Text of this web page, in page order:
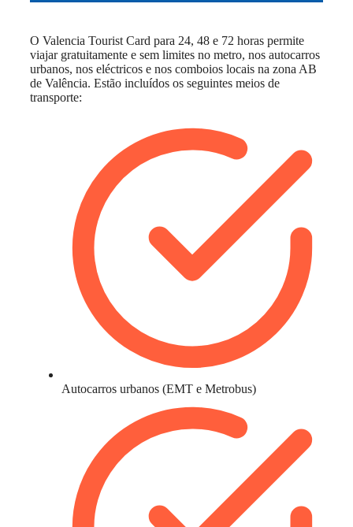
O Valencia Tourist Card para 24, 48 e 72 horas permite
viajar gratuitamente e sem limites no metro, nos autocarros
urbanos, nos eléctricos e nos comboios locais na zona AB
de Valência. Estão incluídos os seguintes meios de
transporte:
Autocarros urbanos (EMT e Metrobus)